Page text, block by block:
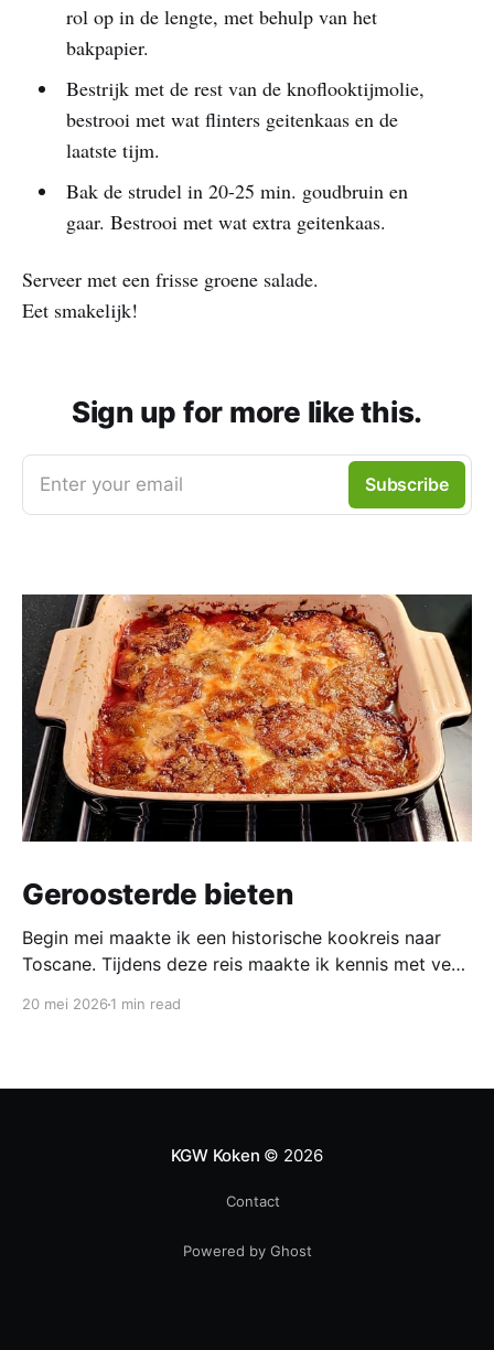
rol op in de lengte, met behulp van het
bakpapier.
Bestrijk met de rest van de knoflooktijmolie,
bestrooi met wat flinters geitenkaas en de
laatste tijm.
Bak de strudel in 20-25 min. goudbruin en
gaar. Bestrooi met wat extra geitenkaas.
Serveer met een frisse groene salade.
Eet smakelijk!
Sign up for more like this.
Enter your email Subscribe
Geroosterde bieten
Begin mei maakte ik een historische kookreis naar
Toscane. Tijdens deze reis maakte ik kennis met veel
20 mei 2026 1 min read
KGW Koken © 2026
Contact
Powered by Ghost